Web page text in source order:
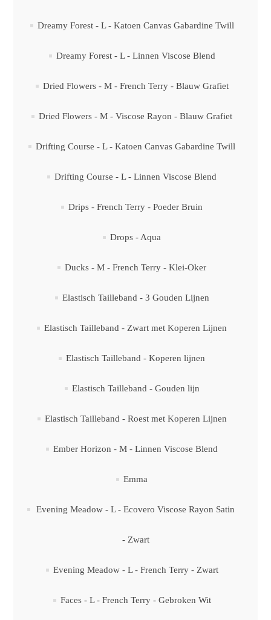
Dreamy Forest - L - Katoen Canvas Gabardine Twill
Dreamy Forest - L - Linnen Viscose Blend
Dried Flowers - M - French Terry - Blauw Grafiet
Dried Flowers - M - Viscose Rayon - Blauw Grafiet
Drifting Course - L - Katoen Canvas Gabardine Twill
Drifting Course - L - Linnen Viscose Blend
Drips - French Terry - Poeder Bruin
Drops - Aqua
Ducks - M - French Terry - Klei-Oker
Elastisch Tailleband - 3 Gouden Lijnen
Elastisch Tailleband - Zwart met Koperen Lijnen
Elastisch Tailleband - Koperen lijnen
Elastisch Tailleband - Gouden lijn
Elastisch Tailleband - Roest met Koperen Lijnen
Ember Horizon - M - Linnen Viscose Blend
Emma
Evening Meadow - L - Ecovero Viscose Rayon Satin
- Zwart
Evening Meadow - L - French Terry - Zwart
Faces - L - French Terry - Gebroken Wit